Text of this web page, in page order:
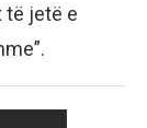
jetë e